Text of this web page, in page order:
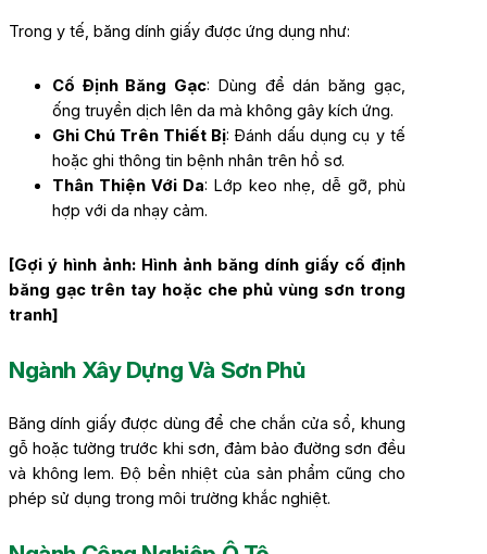
Trong y tế, băng dính giấy được ứng dụng như:
Cố Định Băng Gạc: Dùng để dán băng gạc,
ống truyền dịch lên da mà không gây kích ứng.
Ghi Chú Trên Thiết Bị: Đánh dấu dụng cụ y tế
hoặc ghi thông tin bệnh nhân trên hồ sơ.
Thân Thiện Với Da: Lớp keo nhẹ, dễ gỡ, phù
hợp với da nhạy cảm.
[Gợi ý hình ảnh: Hình ảnh băng dính giấy cố định
băng gạc trên tay hoặc che phủ vùng sơn trong
tranh]
Ngành Xây Dựng Và Sơn Phủ
Băng dính giấy được dùng để che chắn cửa sổ, khung
gỗ hoặc tường trước khi sơn, đảm bảo đường sơn đều
và không lem. Độ bền nhiệt của sản phẩm cũng cho
phép sử dụng trong môi trường khắc nghiệt.